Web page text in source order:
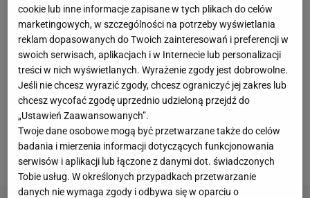
pamiętną "walkę stulecia" z Tysonem Furym. Wygrał
wówczas na punkty, stając się pierwszym od 25 lat
niekwestionowanymmistrzem światawagi ciężkiej
w boksie. Niestety zakontraktowany rewanż, który
odbył się w grudniu (również wygrany przez Usyka),
uniemożliwił mu wyjście do obowiązkowej obrony
pasa IBF, który stracił na rzecz Daniela Dubois. Już
niedługo będzie mógł go jednak odzyskać.
cookie lub inne informacje zapisane w tych plikach do celów
marketingowych, w szczególności na potrzeby wyświetlania
reklam dopasowanych do Twoich zainteresowań i preferencji w
swoich serwisach, aplikacjach i w Internecie lub personalizacji
treści w nich wyświetlanych. Wyrażenie zgody jest dobrowolne.
Jeśli nie chcesz wyrazić zgody, chcesz ograniczyć jej zakres lub
chcesz wycofać zgodę uprzednio udzieloną przejdź do
„Ustawień Zaawansowanych”.
Twoje dane osobowe mogą być przetwarzane także do celów
badania i mierzenia informacji dotyczących funkcjonowania
serwisów i aplikacji lub łączone z danymi dot. świadczonych
Tobie usług. W określonych przypadkach przetwarzanie
danych nie wymaga zgody i odbywa się w oparciu o